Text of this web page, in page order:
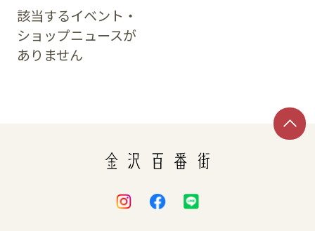
館内サービス
施設からのお知らせ
該当するイベント・
ショップニュースが
ありません